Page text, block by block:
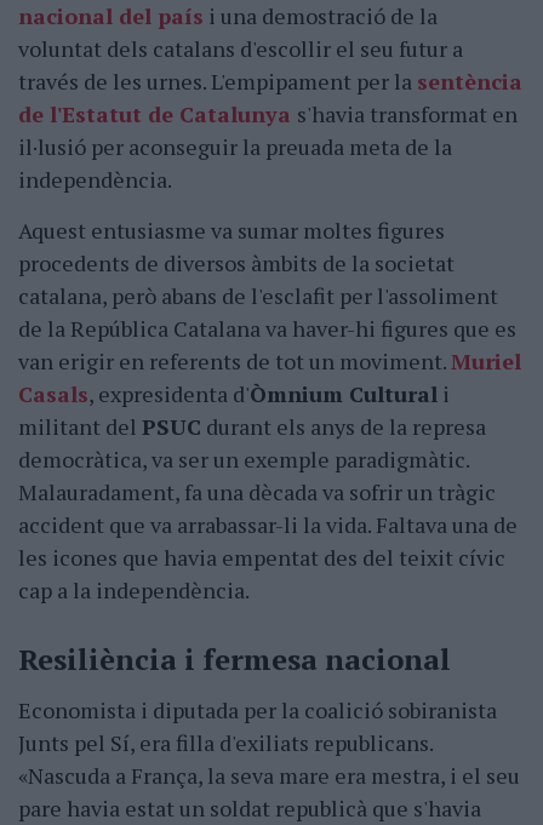
nacional del país i una demostració de la
voluntat dels catalans d'escollir el seu futur a
través de les urnes. L'empipament per la sentència
de l'Estatut de Catalunya s'havia transformat en
il·lusió per aconseguir la preuada meta de la
independència.
Aquest entusiasme va sumar moltes figures
procedents de diversos àmbits de la societat
catalana, però abans de l'esclafit per l'assoliment
de la República Catalana va haver-hi figures que es
van erigir en referents de tot un moviment.Muriel
Casals, expresidenta d'Òmnium Cultural i
militant del PSUC durant els anys de la represa
democràtica, va ser un exemple paradigmàtic.
Malauradament, fa una dècada va sofrir un tràgic
accident que va arrabassar-li la vida. Faltava una de
les icones que havia empentat des del teixit cívic
cap a la independència.
Resiliència i fermesa nacional
Economista i diputada per la coalició sobiranista
Junts pel Sí, era filla d'exiliats republicans.
«Nascuda a França, la seva mare era mestra, i el seu
pare havia estat un soldat republicà que s'havia